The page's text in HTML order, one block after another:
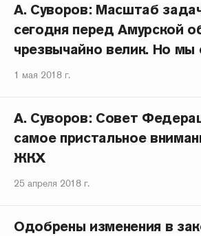
А. Суворов: Масштаб
сегодня перед Амурской
чрезвычайно велик. Но мы
1 мая 2018 г.
А. Суворов: Совет
самое пристальное
ЖКХ
25 апреля 2018 г.
Одобрены изменения в